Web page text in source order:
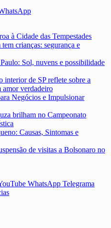
à Cidade das Tempestades
crianças: segurança e
Sol, nuvens e possibilidade
interior de SP reflete sobre a
amor verdadeiro
Negócios e Impulsionar
brilham no Campeonato
Causas, Sintomas e
de visitas a Bolsonaro no
WhatsApp Telegrama